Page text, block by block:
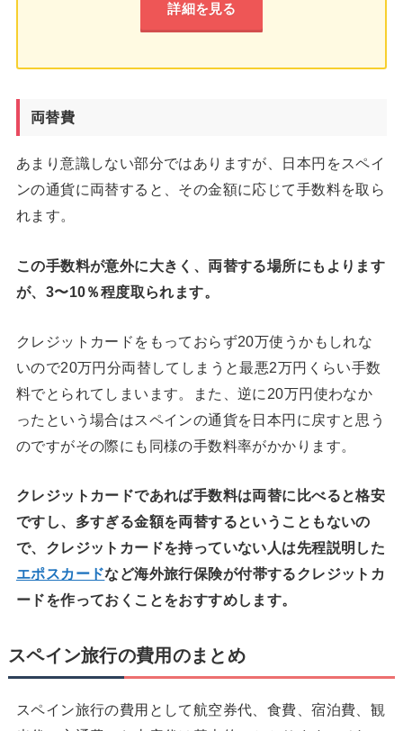
詳細を見る
両替費
あまり意識しない部分ではありますが、日本円をスペイ
ンの通貨に両替すると、その金額に応じて手数料を取ら
れます。
この手数料が意外に大きく、両替する場所にもよります
が、3〜10％程度取られます。
クレジットカードをもっておらず20万使うかもしれな
いので20万円分両替してしまうと最悪2万円くらい手数
料でとられてしまいます。また、逆に20万円使わなか
ったという場合はスペインの通貨を日本円に戻すと思う
のですがその際にも同様の手数料率がかかります。
クレジットカードであれば手数料は両替に比べると格安
ですし、多すぎる金額を両替するということもないの
で、クレジットカードを持っていない人は先程説明した
エポスカードなど海外旅行保険が付帯するクレジットカ
ードを作っておくことをおすすめします。
スペイン旅行の費用のまとめ
スペイン旅行の費用として航空券代、食費、宿泊費、観